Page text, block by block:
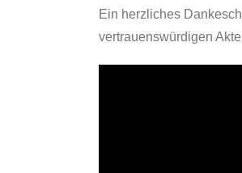
Ein herzliches
vertrauenswürdigen